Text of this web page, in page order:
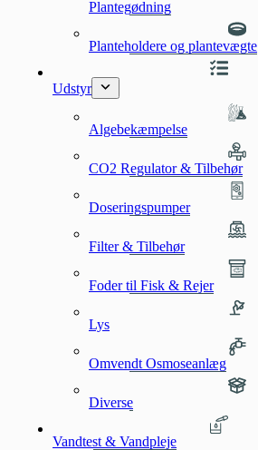
Plantegødning
Planteholdere og plantevægte
Udstyr
Algebekæmpelse
CO2 Regulator & Tilbehør
Doseringspumper
Filter & Tilbehør
Foder til Fisk & Rejer
Lys
Omvendt Osmoseanlæg
Diverse
Vandtest & Vandpleje